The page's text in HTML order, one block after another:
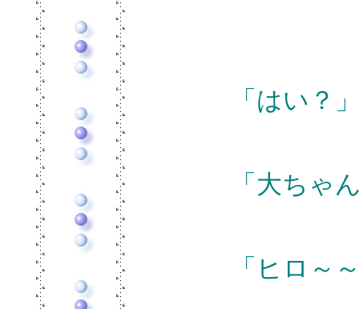
「はい？
「大ちゃ
「ヒロ～